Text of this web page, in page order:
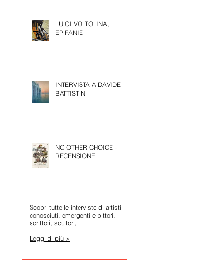
LUIGI VOLTOLINA,
EPIFANIE
INTERVISTA A DAVIDE
BATTISTIN
NO OTHER CHOICE -
RECENSIONE
Scopri tutte le interviste di artisti
conosciuti, emergenti e pittori,
scrittori, scultori,
Leggi di più >